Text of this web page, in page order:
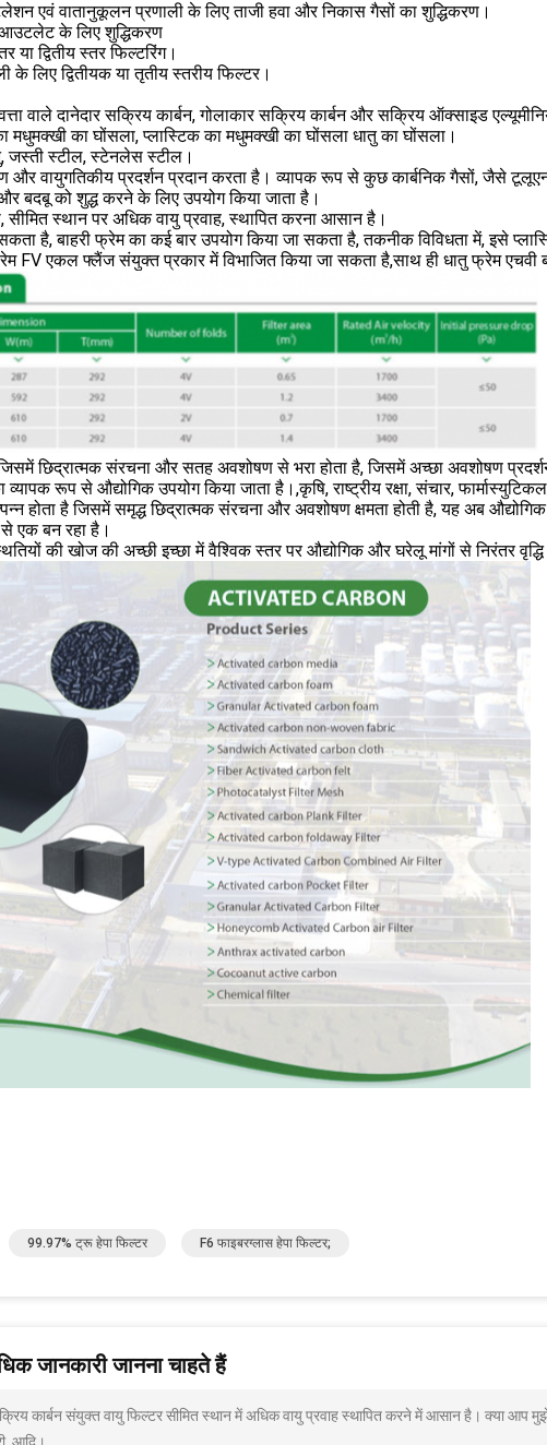
एवं वातानुकूलन प्रणाली के लिए ताजी हवा और निकास गैसों का शुद्धिकरण।
के लिए शुद्धिकरण
द्वितीय स्तर फिल्टरिंग।
के लिए द्वितीयक या तृतीय स्तरीय फिल्टर।
वाले दानेदार सक्रिय कार्बन, गोलाकार सक्रिय कार्बन और सक्रिय ऑक्साइड
मधुमक्खी का घोंसला, प्लास्टिक का मधुमक्खी का घोंसला धातु का घोंसला।
जस्ती स्टील, स्टेनलेस स्टील।
और वायुगतिकीय प्रदर्शन प्रदान करता है। व्यापक रूप से कुछ कार्बनिक गैसों, जैसे
बदबू को शुद्ध करने के लिए उपयोग किया जाता है।
स्थान पर अधिक वायु प्रवाह, स्थापित करना आसान है।
सकता है, बाहरी फ्रेम का कई बार उपयोग किया जा सकता है, तकनीक विविधता में, इसे
FV एकल फ्लैंज संयुक्त प्रकार में विभाजित किया जा सकता है,साथ ही धातु फ्रेम एचवी
छिद्रात्मक संरचना और सतह अवशोषण से भरा होता है, जिसमें अच्छा अवशोषण
रूप से औद्योगिक उपयोग किया जाता है।,कृषि, राष्ट्रीय रक्षा, संचार,
होता है जिसमें समृद्ध छिद्रात्मक संरचना और अवशोषण क्षमता होती है, यह अब
से एक बन रहा है।
की खोज की अच्छी इच्छा में वैश्विक स्तर पर औद्योगिक और घरेलू मांगों से निरंतर
99.97% ट्रू हेपा फिल्टर F6 फाइबरग्लास हेपा फिल्टर;
जानकारी जानना चाहते हैं
कार्बन संयुक्त वायु फिल्टर सीमित स्थान में अधिक वायु प्रवाह स्थापित करने में आसान है। क्या